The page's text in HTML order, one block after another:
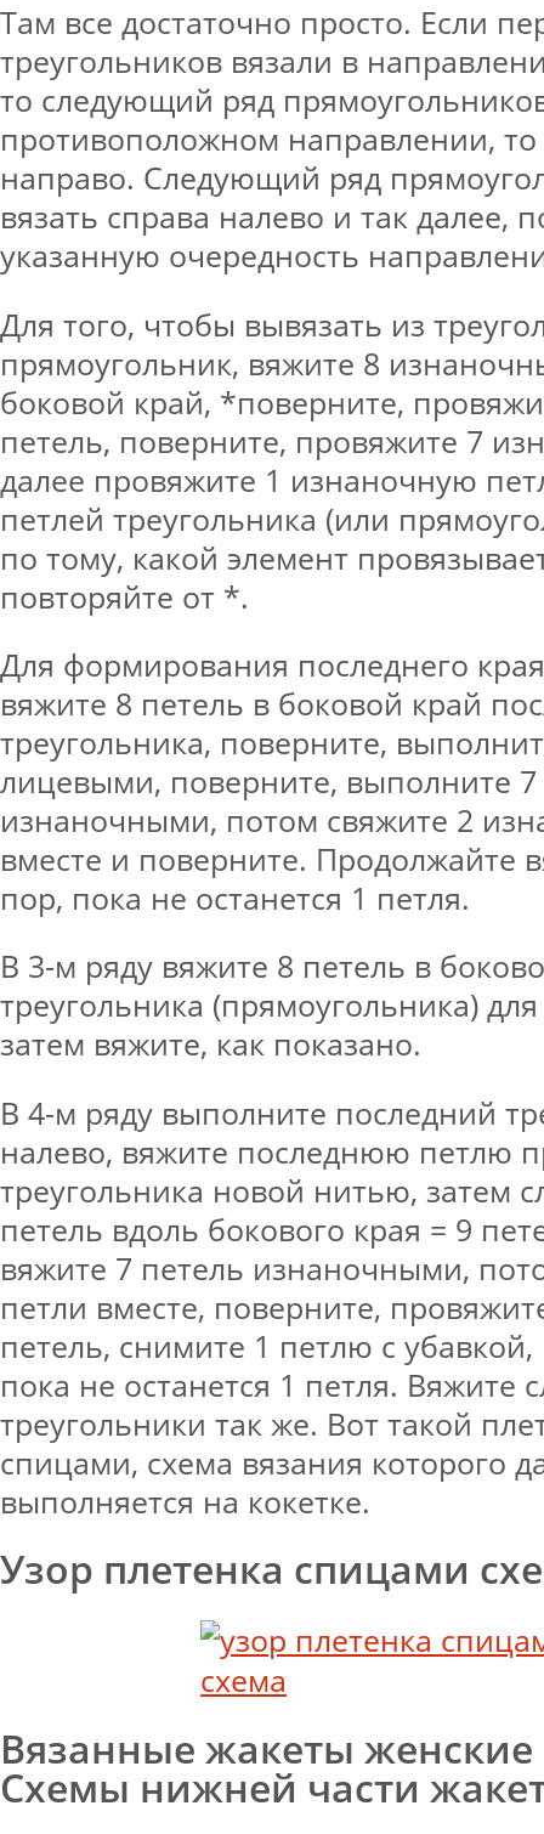
Там все достаточно просто. Если
треугольников вязали в
то следующий ряд
противоположном направлении, то
направо. Следующий ряд
вязать справа налево и так далее,
указанную очередность
Для того, чтобы вывязать из
прямоугольник, вяжите 8
боковой край, *поверните,
петель, поверните, провяжите 7
далее провяжите 1 изнаночную
петлей треугольника (или
по тому, какой элемент
повторяйте от *.
Для формирования последнего
вяжите 8 петель в боковой край
треугольника, поверните,
лицевыми, поверните, выполните 7
изнаночными, потом свяжите 2
вместе и поверните. Продолжайте
пор, пока не останется 1 петля.
В 3-м ряду вяжите 8 петель в
треугольника (прямоугольника)
затем вяжите, как показано.
В 4-м ряду выполните последний
налево, вяжите последнюю петлю
треугольника новой нитью, затем
петель вдоль бокового края = 9
вяжите 7 петель изнаночными,
петли вместе, поверните,
петель, снимите 1 петлю с
пока не останется 1 петля. Вяжите
треугольники так же. Вот такой
спицами, схема вязания которого
выполняется на кокетке.
Узор плетенка спицами
Вязанные жакеты
Схемы нижней части